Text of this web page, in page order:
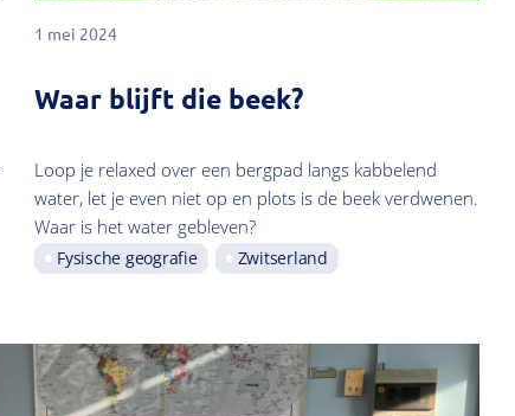
1 mei 2024
Waar blijft die beek?
Loop je relaxed over een bergpad langs kabbelend
water, let je even niet op en plots is de beek verdwenen.
Waar is het water gebleven?
Fysische geografie Zwitserland